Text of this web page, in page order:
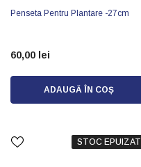
Penseta Pentru Plantare -27cm
60,00 lei
ADAUGĂ ÎN COȘ
STOC EPUIZAT